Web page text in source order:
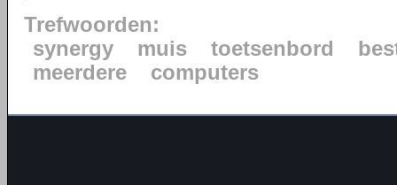
Trefwoorden:
synergy
muis toetsenbord
meerdere
computers